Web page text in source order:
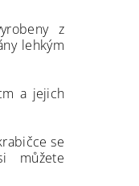
z
lehkým
a jejich
se
můžete